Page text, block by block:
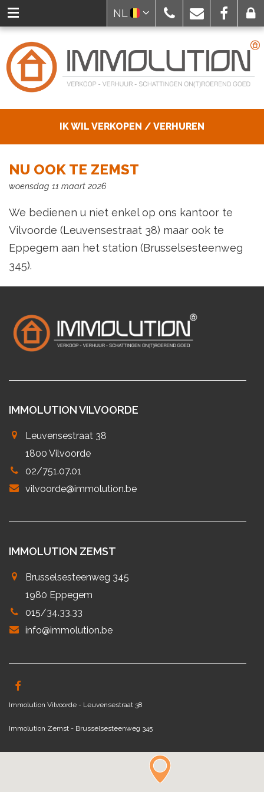
NL
IK WIL VERKOPEN / VERHUREN
NU OOK TE ZEMST
woensdag 11 maart 2026
We bedienen u niet enkel op ons kantoor te
Vilvoorde (Leuvensestraat 38) maar ook te
Eppegem aan het station (Brusselsesteenweg
345).
IMMOLUTION VILVOORDE
Leuvensestraat 38
1800 Vilvoorde
02/751.07.01
vilvoorde@immolution.be
IMMOLUTION ZEMST
Brusselsesteenweg 345
1980 Eppegem
015/34.33.33
info@immolution.be
Immolution Vilvoorde - Leuvensestraat 38
Immolution Zemst - Brusselsesteenweg 345